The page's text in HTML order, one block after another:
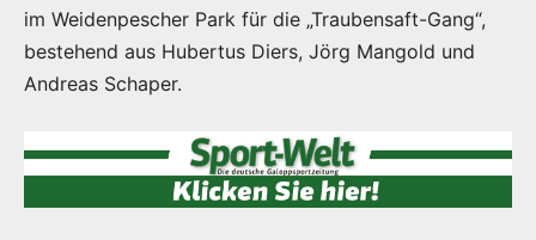
im Weidenpescher Park für die „Traubensaft-Gang“,
bestehend aus Hubertus Diers, Jörg Mangold und
Andreas Schaper.